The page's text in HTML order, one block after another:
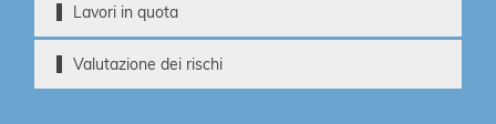
Lavori in quota
Valutazione dei rischi